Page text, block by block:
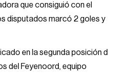
que consiguió con el
disputados marcó 2 goles y
en la segunda posición d
del Feyenoord, equipo